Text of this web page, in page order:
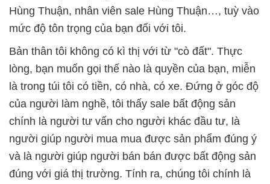
Hùng Thuận, nhân viên sale Hùng Thuận…, tuỳ vào
mức độ tôn trọng của bạn đối với tôi.
Bản thân tôi không có kì thị với từ "cò đất". Thực
lòng, bạn muốn gọi thế nào là quyền của bạn, miễn
là trong túi tôi có tiền, có nhà, có xe. Đứng ở góc độ
của người làm nghề, tôi thấy sale bất động sản
chính là người tư vấn cho người khác đầu tư, là
người giúp người mua mua được sản phẩm đúng ý
và là người giúp người bán bán được bất động sản
đúng với giá thị trường. Tính ra, chúng tôi chính là